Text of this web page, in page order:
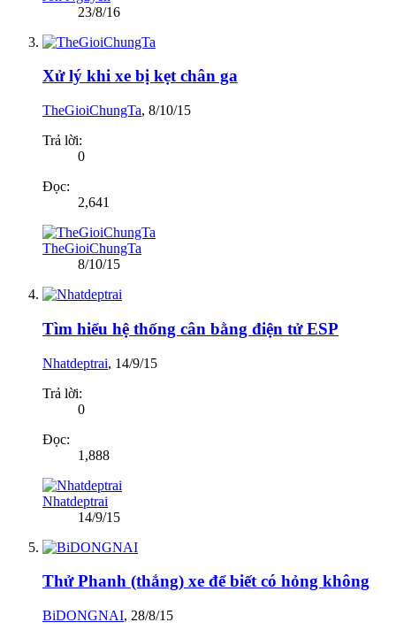
23/8/16
Xử lý khi xe bị kẹt chân ga
TheGioiChungTa, 8/10/15
Trả lời:
0
Đọc:
2,641
TheGioiChungTa
8/10/15
Tìm hiểu hệ thống cân bằng điện tử ESP
Nhatdeptrai, 14/9/15
Trả lời:
0
Đọc:
1,888
Nhatdeptrai
14/9/15
Thử Phanh (thắng) xe để biết có hỏng không
BiDONGNAI, 28/8/15